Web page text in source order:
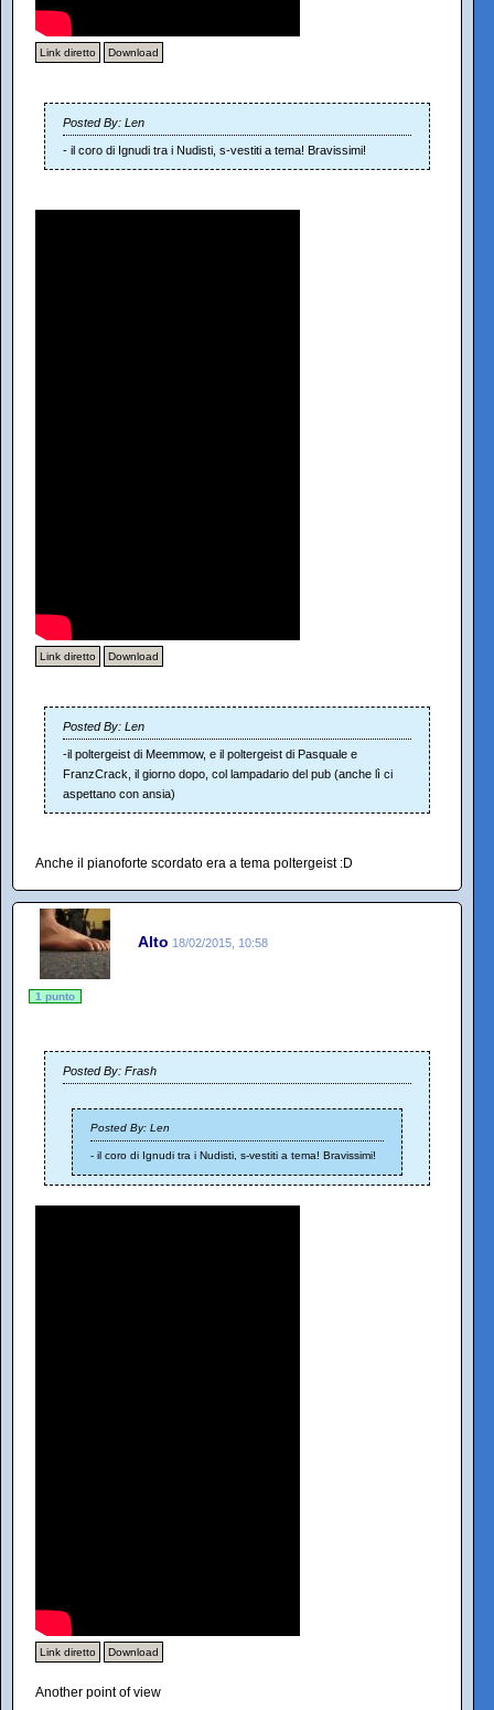
Link diretto Download
Posted By: Len
- il coro di Ignudi tra i Nudisti, s-vestiti a tema! Bravissimi!
Link diretto Download
Posted By: Len
-il poltergeist di Meemmow, e il poltergeist di Pasquale e
FranzCrack, il giorno dopo, col lampadario del pub (anche lì ci
aspettano con ansia)
Anche il pianoforte scordato era a tema poltergeist :D
Alto 18/02/2015, 10:58
1 punto
Posted By: Frash
Posted By: Len
- il coro di Ignudi tra i Nudisti, s-vestiti a tema! Bravissimi!
Link diretto Download
Another point of view